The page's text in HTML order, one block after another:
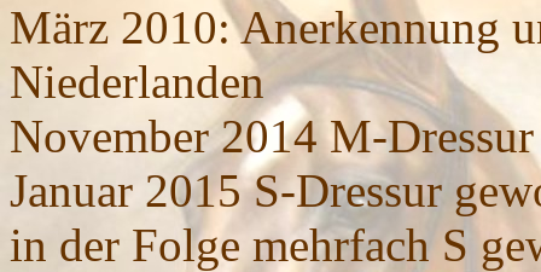
März 2010: Anerkennung
Niederlanden
November 2014 M-
Januar 2015 S-Dressur
in der Folge mehrfach S